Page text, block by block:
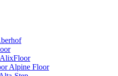
Alpine Floor